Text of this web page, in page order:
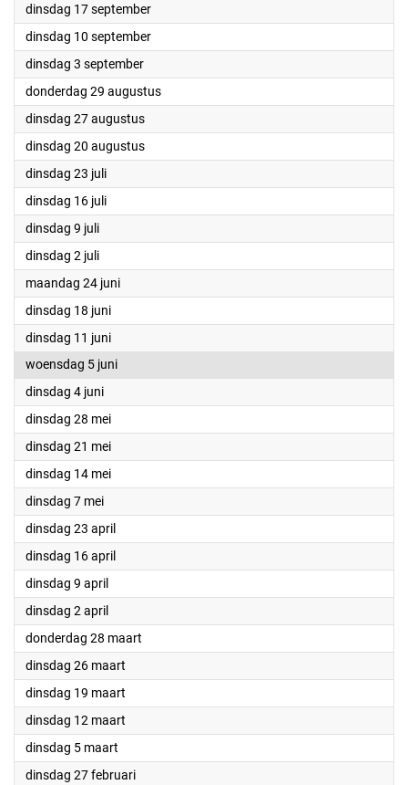
dinsdag 17 september2024
dinsdag 10 september2024
dinsdag 3 september2024
donderdag 29 augustus2024
dinsdag 27 augustus2024
dinsdag 20 augustus2024
dinsdag 23 juli2024
dinsdag 16 juli2024
dinsdag 9 juli2024
dinsdag 2 juli2024
maandag 24 juni2024
dinsdag 18 juni2024
dinsdag 11 juni2024
woensdag 5 juni2024
dinsdag 4 juni2024
dinsdag 28 mei2024
dinsdag 21 mei2024
dinsdag 14 mei2024
dinsdag 7 mei2024
dinsdag 23 april2024
dinsdag 16 april2024
dinsdag 9 april2024
dinsdag 2 april2024
donderdag 28 maart
dinsdag 26 maart
dinsdag 19 maart
dinsdag 12 maart
dinsdag 5 maart
dinsdag 27 februari2024